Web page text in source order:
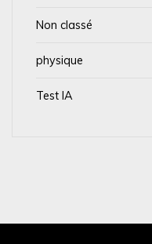
Non classé
physique
Test IA